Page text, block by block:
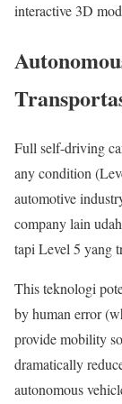
interactive 3D
Full self-driving
any condition
automotive
company lain
tapi Level 5 yang
This teknologi
by human error
provide mobility
dramatically
autonomous